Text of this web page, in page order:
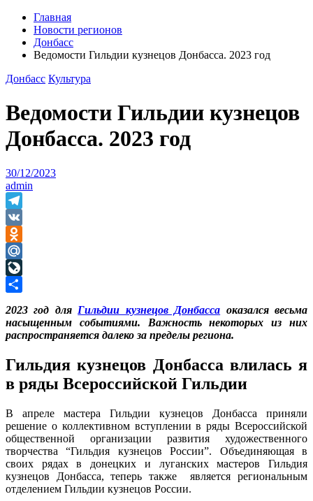
Главная
Новости регионов
Донбасс
Ведомости Гильдии кузнецов Донбасса. 2023 год
Донбасс Культура
Ведомости Гильдии кузнецов
Донбасса. 2023 год
30/12/2023
admin
Telegram
VK
Odnoklassniki
Mail.Ru
LiveJournal
2023 год для Гильдии кузнецов Донбасса оказался весьма
насыщенным событиями. Важность некоторых из них
распространяется далеко за пределы региона.
Гильдия кузнецов Донбасса влилась я
в ряды Всероссийской Гильдии
В апреле мастера Гильдии кузнецов Донбасса приняли
решение о коллективном вступлении в ряды Всероссийской
общественной организации развития художественного
творчества “Гильдия кузнецов России”. Объединяющая в
своих рядах в донецких и луганских мастеров Гильдия
кузнецов Донбасса, теперь также является региональным
отделением Гильдии кузнецов России.